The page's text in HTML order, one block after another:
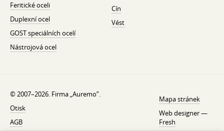
Feritické oceli
Duplexní ocel
GOST speciálních ocelí
Nástrojová ocel
Cín
Vést
© 2007–2026. Firma „Auremo”.
Otisk
AGB
Mapa stránek
Web designer —
Fresh